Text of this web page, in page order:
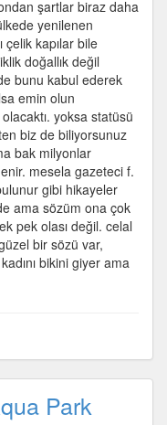
şartlar biraz daha
yenilenen
kapılar bile
doğallık değil
bunu kabul ederek
emin olun
yoksa statüsü
biz de biliyorsunuz
bak milyonlar
mesela gazeteci f.
gibi hikayeler
ama sözüm ona çok
pek olası değil. celal
bir sözü var,
bikini giyer ama
Park